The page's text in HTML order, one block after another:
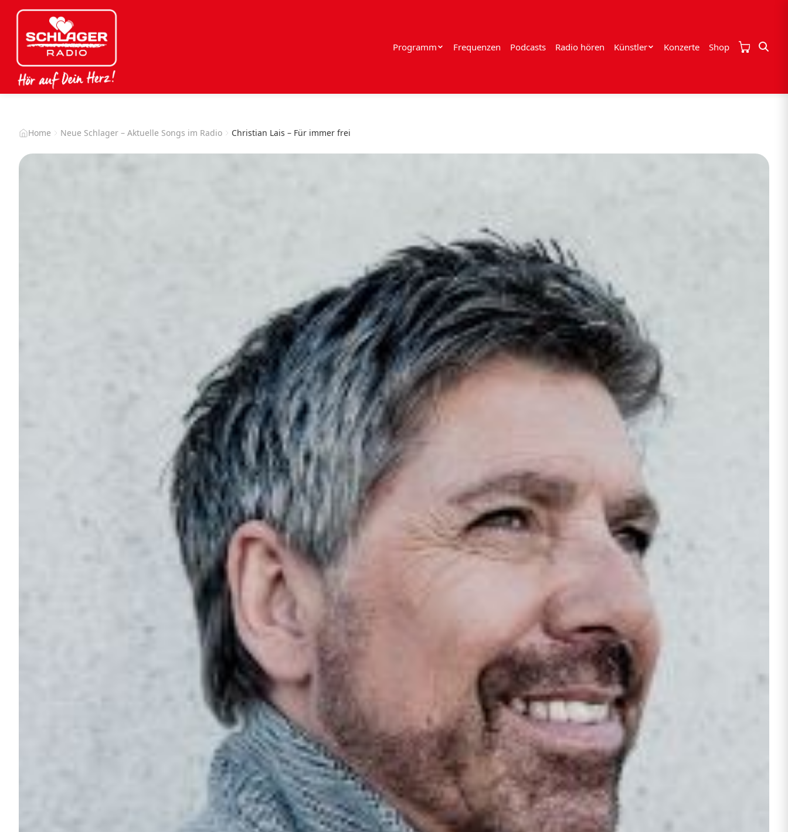
Programm Frequenzen Podcasts Radio hören Künstler Konzerte Shop
Home Neue Schlager – Aktuelle Songs im Radio Christian Lais – Für immer frei